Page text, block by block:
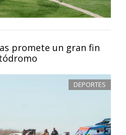
promete un gran fin
DEPORTES